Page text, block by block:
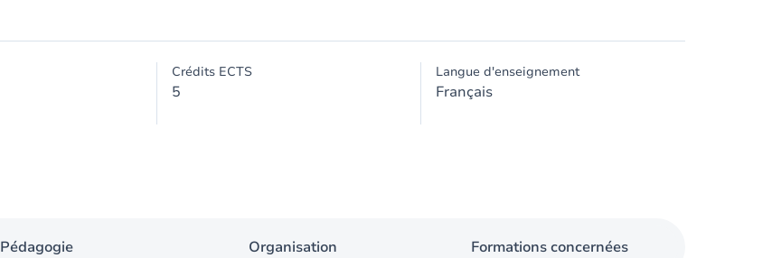
Crédits ECTS
5
Langue d'enseignement
Français
Pédagogie Organisation Formations concernées